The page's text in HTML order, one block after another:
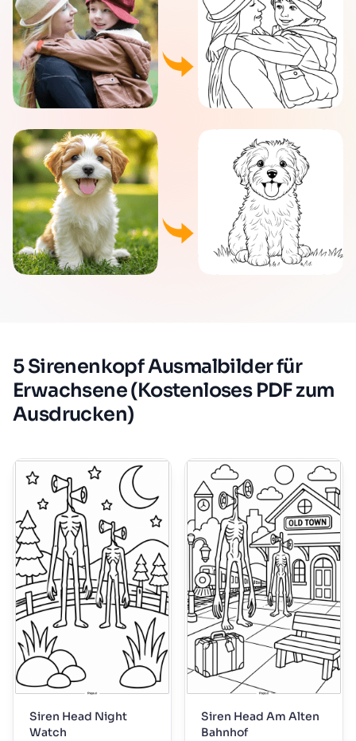
5 Sirenenkopf Ausmalbilder für
Erwachsene (Kostenloses PDF zum
Ausdrucken)
Siren Head Night
Watch
Siren Head Am Alten
Bahnhof